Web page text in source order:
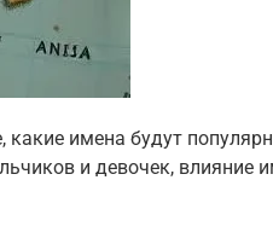
имена будут
и девочек, влияние